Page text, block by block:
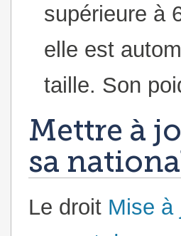
supérieure à
elle est
taille. Son
Mettre à
sa
Le droit Mise à